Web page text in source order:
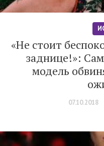
«Не стоит
заднице!»:
модель
07.10.2018